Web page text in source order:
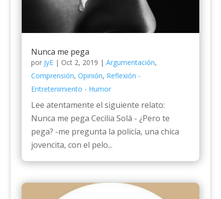
Nunca me pega
por JyE| Oct 2, 2019 | Argumentación,
Comprensión, Opinión, Reflexión -
Entretenimiento - Humor
Lee atentamente el siguiente relato:
Nunca me pega Cecilia Solá - ¿Pero te
pega? -me pregunta la policía, una chica
jovencita, con el pelo...